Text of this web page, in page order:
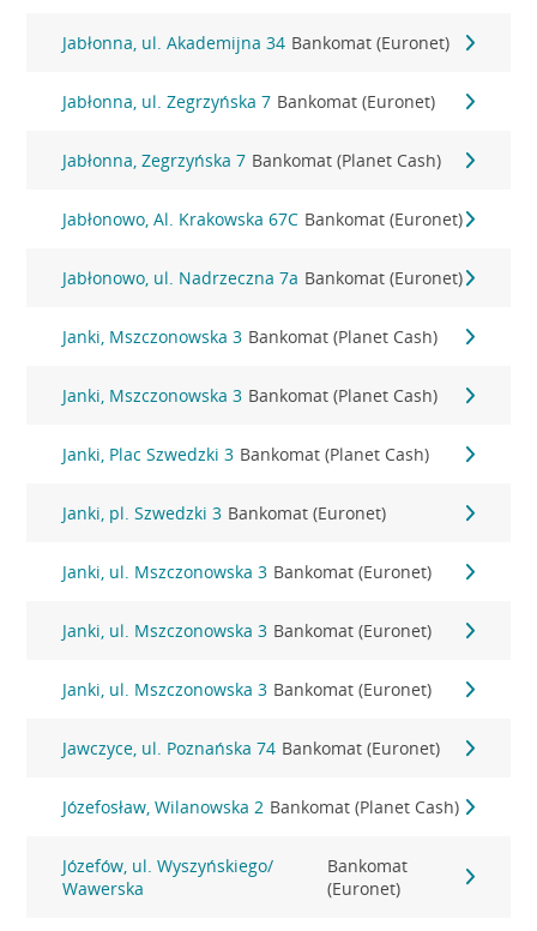
Jabłonna, ul. Akademijna 34 Bankomat (Euronet)
Jabłonna, ul. Zegrzyńska 7 Bankomat (Euronet)
Jabłonna, Zegrzyńska 7 Bankomat (Planet Cash)
Jabłonowo, Al. Krakowska 67C Bankomat (Euronet)
Jabłonowo, ul. Nadrzeczna 7a Bankomat (Euronet)
Janki, Mszczonowska 3 Bankomat (Planet Cash)
Janki, Mszczonowska 3 Bankomat (Planet Cash)
Janki, Plac Szwedzki 3 Bankomat (Planet Cash)
Janki, pl. Szwedzki 3 Bankomat (Euronet)
Janki, ul. Mszczonowska 3 Bankomat (Euronet)
Janki, ul. Mszczonowska 3 Bankomat (Euronet)
Janki, ul. Mszczonowska 3 Bankomat (Euronet)
Jawczyce, ul. Poznańska 74 Bankomat (Euronet)
Józefosław, Wilanowska 2 Bankomat (Planet Cash)
Józefów, ul. Wyszyńskiego/
Wawerska
Bankomat
(Euronet)